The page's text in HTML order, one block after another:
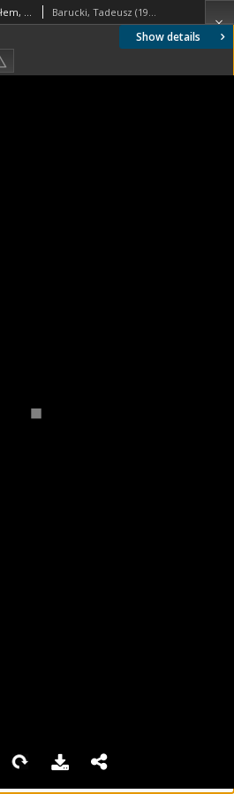
Show details
Plac Orła Białego, fontanna z orłem, Bazylika Archikatedralna św. Jakuba Apostoła trzypiętrowy pawilon Motozbytu, nowe budynki mieszkalne, Szczecin Barucki, Tadeusz (1922- ). Fotograf